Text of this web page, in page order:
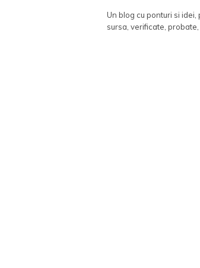
Un blog cu ponturi si
sursa, verificate, probate,